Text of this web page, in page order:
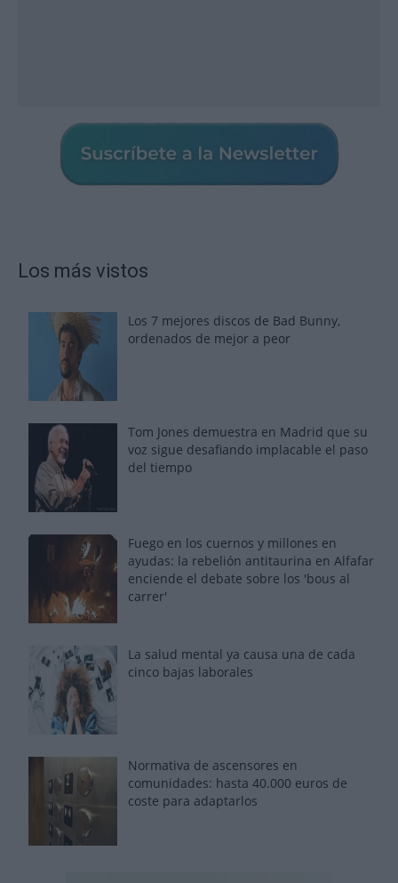
Los más vistos
Los 7 mejores discos de Bad Bunny,
ordenados de mejor a peor
Tom Jones demuestra en Madrid que su
voz sigue desafiando implacable el paso
del tiempo
Fuego en los cuernos y millones en
ayudas: la rebelión antitaurina en Alfafar
enciende el debate sobre los 'bous al
carrer'
La salud mental ya causa una de cada
cinco bajas laborales
Normativa de ascensores en
comunidades: hasta 40.000 euros de
coste para adaptarlos